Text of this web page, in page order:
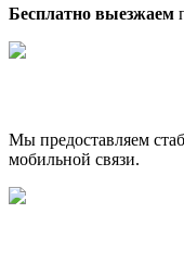
Бесплатно выезжаем
Мы предоставляем
мобильной связи.